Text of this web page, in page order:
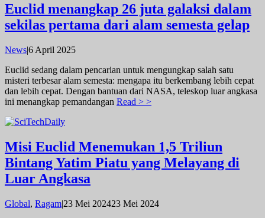
Euclid menangkap 26 juta galaksi dalam
sekilas pertama dari alam semesta gelap
News|6 April 2025oleh
Euclid sedang dalam pencarian untuk mengungkap salah satu
misteri terbesar alam semesta: mengapa itu berkembang lebih cepat
dan lebih cepat. Dengan bantuan dari NASA, teleskop luar angkasa
ini menangkap pemandangan Read > >
Misi Euclid Menemukan 1,5 Triliun
Bintang Yatim Piatu yang Melayang di
Luar Angkasa
Global, Ragam|23 Mei 202423 Mei 2024oleh